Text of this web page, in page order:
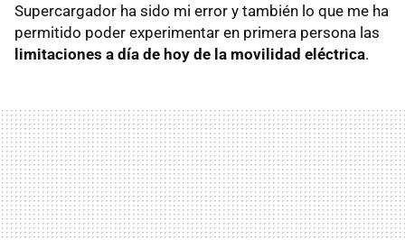
Supercargador ha sido mi error y también lo que me ha
permitido poder experimentar en primera persona las
limitaciones a día de hoy de la movilidad eléctrica.